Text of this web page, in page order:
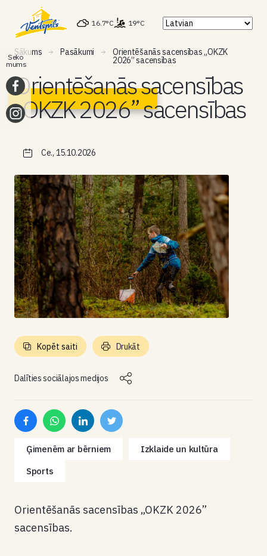
16.7°C 19°C
Sākums Pasākumi Orientēšanās sacensības „OKZK
2026” sacensības
Orientēšanās sacensības
„OKZK 2026” sacensības
Ce., 15.10.2026
Dalīties sociālajos medijos
Kopēt saiti Drukāt
Ģimenēm ar bērniem
Izklaide un kultūra
Sports
Orientēšanās sacensības „OKZK 2026”
sacensības.
Seko
mums